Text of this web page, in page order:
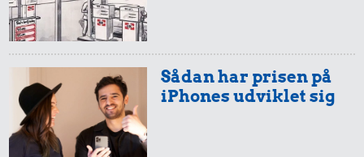
Sådan har prisen på
iPhones udviklet sig